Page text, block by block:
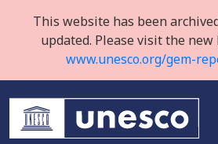
This website has been
updated. Please visit the new
www.unesco.org/gem-